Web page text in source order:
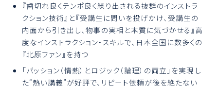
『歯切れ良くテンポ良く繰り出される抜群のインストラ
クション技術』と『受講生に問いを投げかけ、受講生の
内面から引き出し、物事の実相と本質に気づかせる』高
度なインストラクション・スキルで、日本全国に数多くの
『北原ファン』を持つ
「パッション（情熱）とロジック（論理）の両立」を実現し
た“熱い講義”が好評で、リピート依頼が後を絶たない